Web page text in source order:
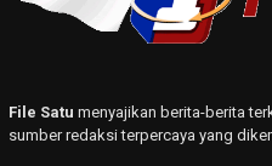
File Satu menyajikan berita-berita
sumber redaksi terpercaya yang